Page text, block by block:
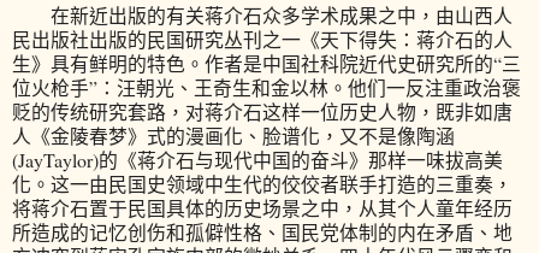
在新近出版的有关蒋介石众多学术成果之中，由山西人
民出版社出版的民国研究丛刊之一《天下得失：蒋介石的人
生》具有鲜明的特色。作者是中国社科院近代史研究所的“三
位火枪手”：汪朝光、王奇生和金以林。他们一反注重政治褒
贬的传统研究套路，对蒋介石这样一位历史人物，既非如唐
人《金陵春梦》式的漫画化、脸谱化，又不是像陶涵
(JayTaylor)的《蒋介石与现代中国的奋斗》那样一味拔高美
化。这一由民国史领域中生代的佼佼者联手打造的三重奏，
将蒋介石置于民国具体的历史场景之中，从其个人童年经历
所造成的记忆创伤和孤僻性格、国民党体制的内在矛盾、地